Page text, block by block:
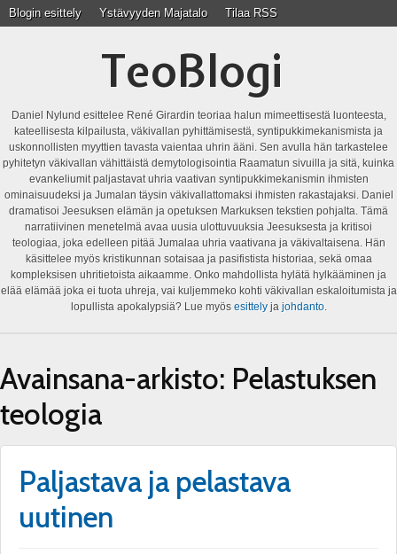
Blogin esittely Ystävyyden Majatalo Tilaa RSS
TeoBlogi
Daniel Nylund esittelee René Girardin teoriaa halun mimeettisestä luonteesta,
kateellisesta kilpailusta, väkivallan pyhittämisestä, syntipukkimekanismista ja
uskonnollisten myyttien tavasta vaientaa uhrin ääni. Sen avulla hän tarkastelee
pyhitetyn väkivallan vähittäistä demytologisointia Raamatun sivuilla ja sitä, kuinka
evankeliumit paljastavat uhria vaativan syntipukkimekanismin ihmisten
ominaisuudeksi ja Jumalan täysin väkivallattomaksi ihmisten rakastajaksi. Daniel
dramatisoi Jeesuksen elämän ja opetuksen Markuksen tekstien pohjalta. Tämä
narratiivinen menetelmä avaa uusia ulottuvuuksia Jeesuksesta ja kritisoi
teologiaa, joka edelleen pitää Jumalaa uhria vaativana ja väkivaltaisena. Hän
käsittelee myös kristikunnan sotaisaa ja pasifistista historiaa, sekä omaa
kompleksisen uhritietoista aikaamme. Onko mahdollista hylätä hylkääminen ja
elää elämää joka ei tuota uhreja, vai kuljemmeko kohti väkivallan eskaloitumista ja
lopullista apokalypsiä? Lue myös esittelyja johdanto.
Avainsana-arkisto: Pelastuksen
teologia
Paljastava ja pelastava
uutinen